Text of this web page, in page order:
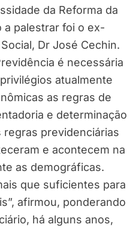
da Reforma da
a palestrar foi o ex-
Dr José Cechin.
é necessária
atualmente
as regras de
e determinação
regras previdenciárias
e acontecem na
as demográficas.
que suficientes para
afirmou, ponderando
há alguns anos,